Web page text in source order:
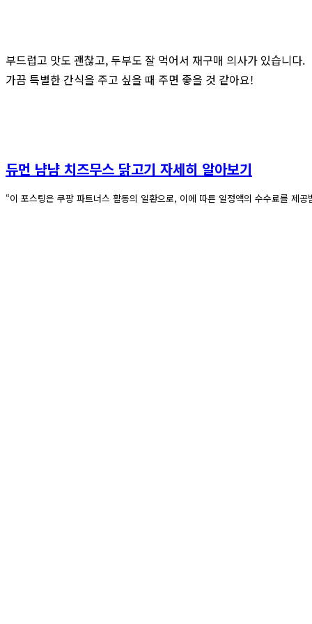
부드럽고 맛도 괜찮고, 두부도 잘 먹어서 재구매 의사가 있습니다.
가끔 특별한 간식을 주고 싶을 때 주면 좋을 것 같아요!
듀먼 냠냠 치즈무스 닭고기 자세히 알아보기
“이 포스팅은 쿠팡 파트너스 활동의 일환으로, 이에 따른 일정액의 수수료를 제공